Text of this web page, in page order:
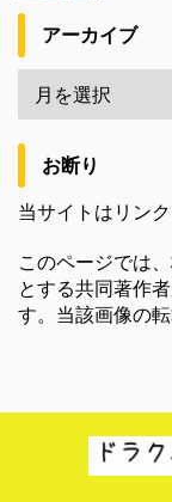
アーカイブ
お断り
当サイトはリンク
このページでは
とする共同著作
す。当該画像の